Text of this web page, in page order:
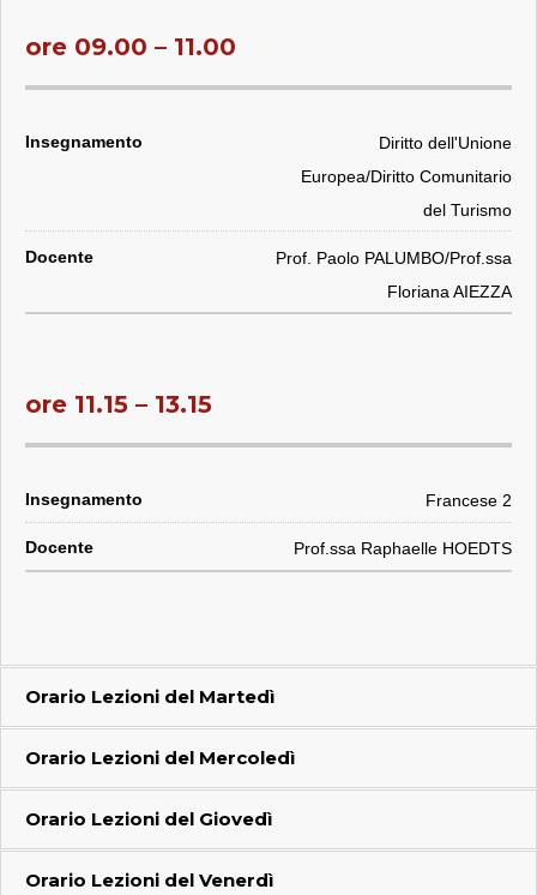
ore 09.00 – 11.00
Diritto dell'Unione
Europea/Diritto Comunitario
del Turismo
Prof. Paolo PALUMBO/Prof.ssa
Floriana AIEZZA
ore 11.15 – 13.15
Francese 2
Prof.ssa Raphaelle HOEDTS
Orario Lezioni del Martedì
Orario Lezioni del Mercoledì
Orario Lezioni del Giovedì
Orario Lezioni del Venerdì